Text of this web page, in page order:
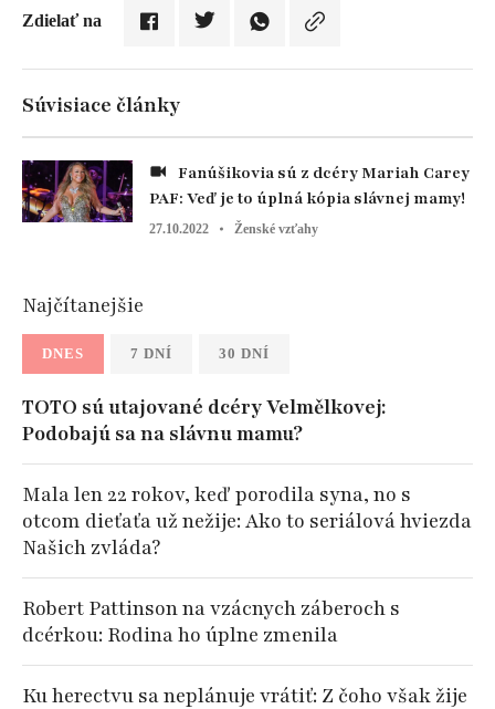
Zdielať na
Súvisiace články
PAF: Veď je to úplná kópia slávnej mamy!
27.10.2022 Ženské vzťahy
Najčítanejšie
DNES 7 DNÍ 30 DNÍ
TOTO sú utajované dcéry Velmělkovej:
Podobajú sa na slávnu mamu?
Mala len 22 rokov, keď porodila syna, no s
otcom dieťaťa už nežije: Ako to seriálová hviezda
Našich zvláda?
Robert Pattinson na vzácnych záberoch s
dcérkou: Rodina ho úplne zmenila
Ku herectvu sa neplánuje vrátiť: Z čoho však žije